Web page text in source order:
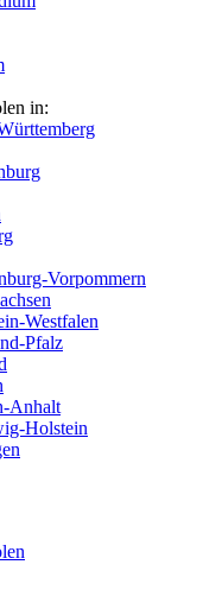
in:
Vorpommern
Westfalen
Pfalz
Anhalt
Holstein